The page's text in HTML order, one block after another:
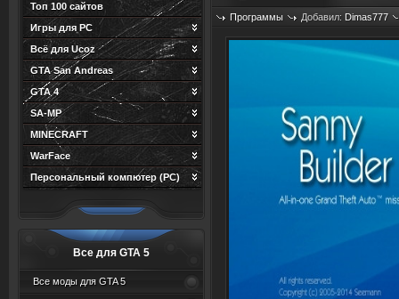
Топ 100 сайтов
Игры для PC
Всё для Ucoz
GTA San Andreas
GTA 4
SA-MP
MINECRAFT
WarFace
Персональный компютер (PC)
Все для GTA 5
Все моды для GTA 5
Программы Добавил: Dimas777